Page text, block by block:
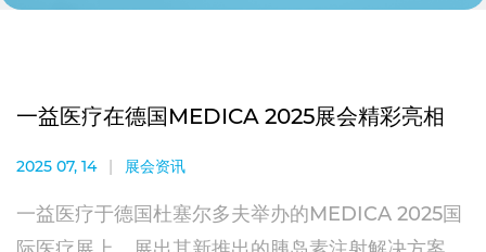
一益医疗在德国MEDICA 2025展会精彩亮相
2025 07, 14 | 展会资讯
一益医疗于德国杜塞尔多夫举办的MEDICA 2025国